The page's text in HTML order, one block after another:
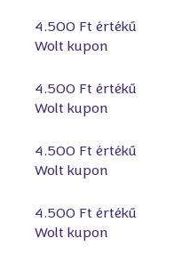
4.500 Ft értékű
Wolt kupon
4.500 Ft értékű
Wolt kupon
4.500 Ft értékű
Wolt kupon
4.500 Ft értékű
Wolt kupon